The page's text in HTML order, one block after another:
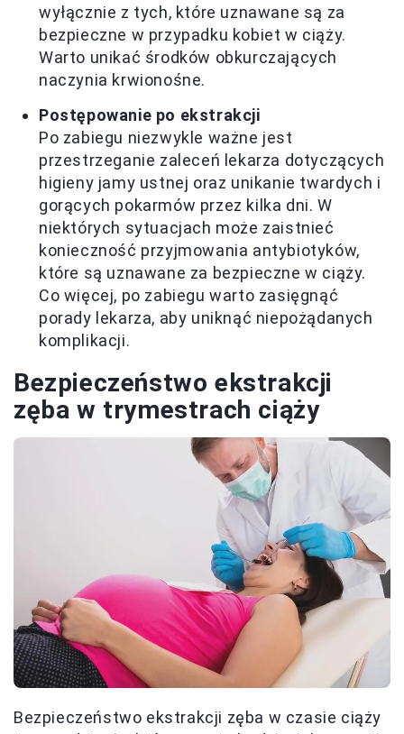
wyłącznie z tych, które uznawane są za
bezpieczne w przypadku kobiet w ciąży.
Warto unikać środków obkurczających
naczynia krwionośne.
Postępowanie po ekstrakcji
Po zabiegu niezwykle ważne jest
przestrzeganie zaleceń lekarza dotyczących
higieny jamy ustnej oraz unikanie twardych i
gorących pokarmów przez kilka dni. W
niektórych sytuacjach może zaistnieć
konieczność przyjmowania antybiotyków,
które są uznawane za bezpieczne w ciąży.
Co więcej, po zabiegu warto zasięgnąć
porady lekarza, aby uniknąć niepożądanych
komplikacji.
Bezpieczeństwo ekstrakcji
zęba w trymestrach ciąży
Bezpieczeństwo ekstrakcji zęba w czasie ciąży